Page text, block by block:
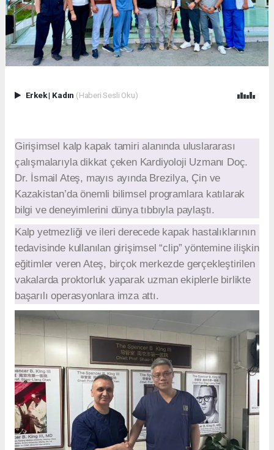
Erkek| Kadın (Haberi Sesli Oku)
Girişimsel kalp kapak tamiri alanında uluslararası
çalışmalarıyla dikkat çeken Kardiyoloji Uzmanı Doç.
Dr. İsmail Ateş, mayıs ayında Brezilya, Çin ve
Kazakistan’da önemli bilimsel programlara katılarak
bilgi ve deneyimlerini dünya tıbbıyla paylaştı.
Kalp yetmezliği ve ileri derecede kapak hastalıklarının
tedavisinde kullanılan girişimsel “clip” yöntemine ilişkin
eğitimler veren Ateş, birçok merkezde gerçekleştirilen
vakalarda proktorluk yaparak uzman ekiplerle birlikte
başarılı operasyonlara imza attı.